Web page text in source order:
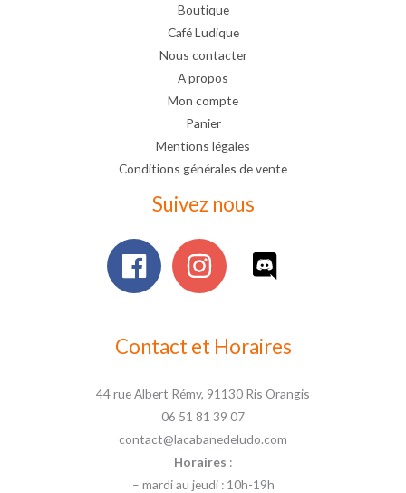
Boutique
Café Ludique
Nous contacter
A propos
Mon compte
Panier
Mentions légales
Conditions générales de vente
Suivez nous
Contact et Horaires
44 rue Albert Rémy, 91130 Ris Orangis
06 51 81 39 07
contact@lacabanedeludo.com
Horaires :
– mardi au jeudi : 10h-19h